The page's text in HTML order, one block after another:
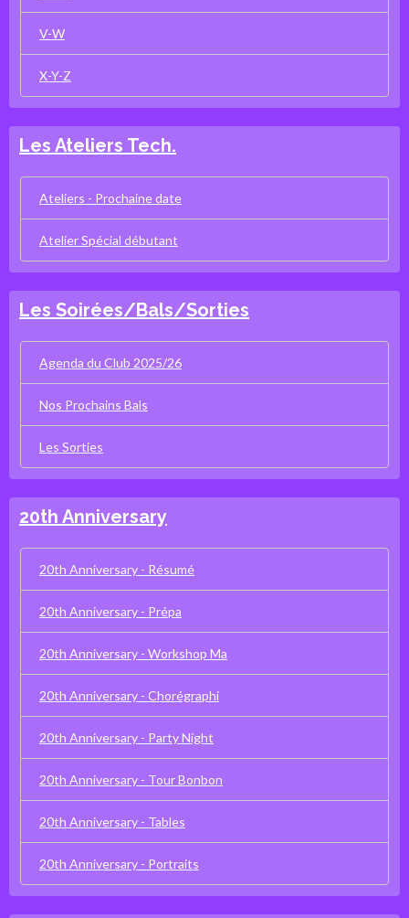
V-W
X-Y-Z
Les Ateliers Tech.
Ateliers - Prochaine date
Atelier Spécial débutant
Les Soirées/Bals/Sorties
Agenda du Club 2025/26
Nos Prochains Bals
Les Sorties
20th Anniversary
20th Anniversary - Résumé
20th Anniversary - Prépa
20th Anniversary - Workshop Ma
20th Anniversary - Chorégraphi
20th Anniversary - Party Night
20th Anniversary - Tour Bonbon
20th Anniversary - Tables
20th Anniversary - Portraits